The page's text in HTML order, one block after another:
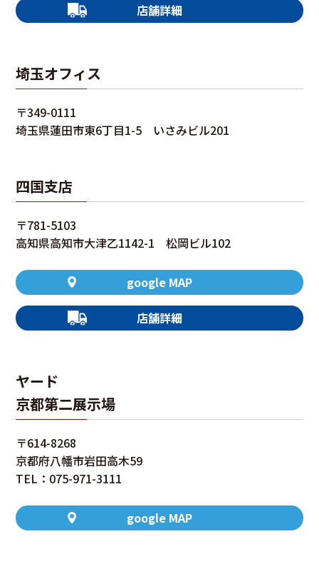
店舗詳細
埼玉オフィス
〒349-0111
埼玉県蓮田市東6丁目1-5 いさみビル201
四国支店
〒781-5103
高知県高知市大津乙1142-1 松岡ビル102
google MAP
店舗詳細
ヤード
京都第二展示場
〒614-8268
京都府八幡市岩田高木59
TEL：075-971-3111
google MAP